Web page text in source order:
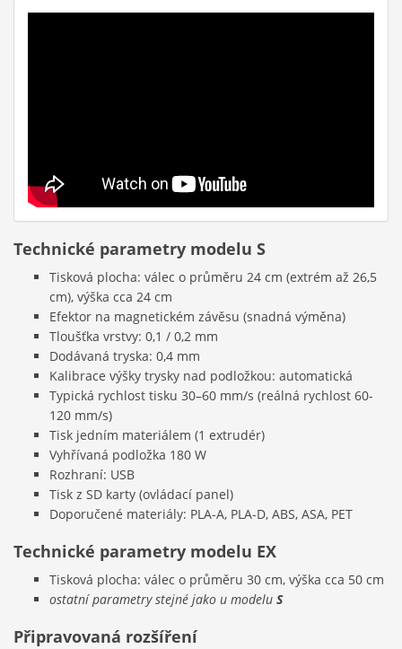
Technické parametry modelu S
Tisková plocha: válec o průměru 24 cm (extrém až 26,5
cm), výška cca 24 cm
Efektor na magnetickém závěsu (snadná výměna)
Tloušťka vrstvy: 0,1 / 0,2 mm
Dodávaná tryska: 0,4 mm
Kalibrace výšky trysky nad podložkou: automatická
Typická rychlost tisku 30–60 mm/s (reálná rychlost 60-
120 mm/s)
Tisk jedním materiálem (1 extrudér)
Vyhřívaná podložka 180 W
Rozhraní: USB
Tisk z SD karty (ovládací panel)
Doporučené materiály: PLA-A, PLA-D, ABS, ASA, PET
Technické parametry modelu EX
Tisková plocha: válec o průměru 30 cm, výška cca 50 cm
ostatní parametry stejné jako u modelu S
Připravovaná rozšíření